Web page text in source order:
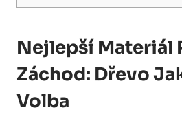
Nejlepší Materiál
Záchod: Dřevo
Volba